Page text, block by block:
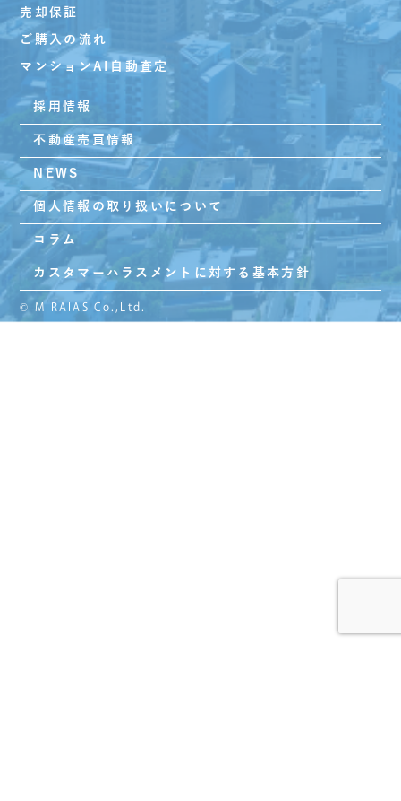
売却保証
ご購入の流れ
マンションAI自動査定
採用情報
不動産売買情報
NEWS
個人情報の取り扱いについて
コラム
カスタマーハラスメントに対する基本方針
© MIRAIAS Co.,Ltd.